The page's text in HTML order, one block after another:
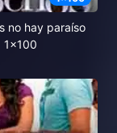
no hay paraíso
1x100